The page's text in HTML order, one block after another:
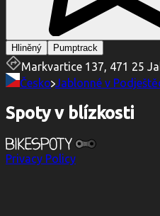
Hliněný Pumptrack
Markvartice 137, 471 25
Česko Jablonné v
Spoty v blízkosti
Privacy Policy